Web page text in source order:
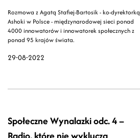
29-08-2022
Rozmowa z Agatą Stafiej-Bartosik - ko-dyrektorką
Ashoki w Polsce - międzynarodowej sieci ponad
4000 innowatorów i innowatorek społecznych z
ponad 95 krajów świata.
Społeczne Wynalazki odc. 4 –